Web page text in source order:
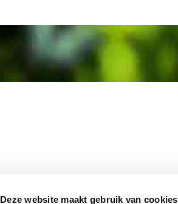
Deze website maakt gebruik van cookies